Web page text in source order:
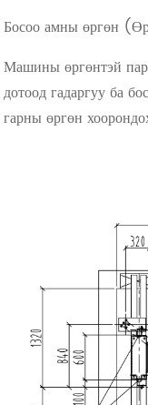
Босоо амны өргөн
Машины өргөнтэй
дотоод гадаргуу ба
гарны өргөн